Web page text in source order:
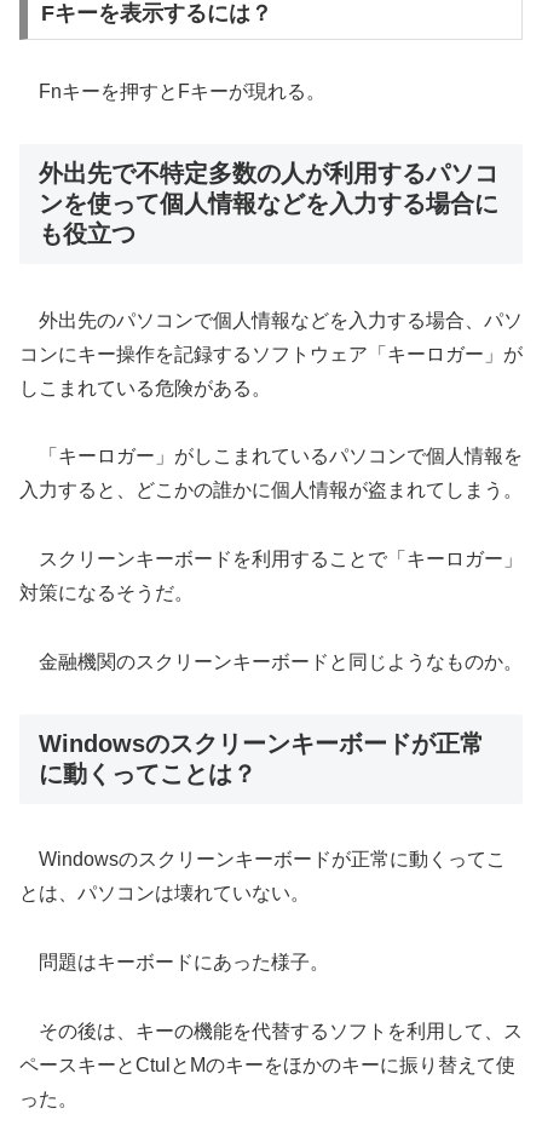
Fキーを表示するには？
Fnキーを押すとFキーが現れる。
外出先で不特定多数の人が利用するパソコ
ンを使って個人情報などを入力する場合に
も役立つ
外出先のパソコンで個人情報などを入力する場合、パソ
コンにキー操作を記録するソフトウェア「キーロガー」が
しこまれている危険がある。
「キーロガー」がしこまれているパソコンで個人情報を
入力すると、どこかの誰かに個人情報が盗まれてしまう。
スクリーンキーボードを利用することで「キーロガー」
対策になるそうだ。
金融機関のスクリーンキーボードと同じようなものか。
Windowsのスクリーンキーボードが正常
に動くってことは？
Windowsのスクリーンキーボードが正常に動くってこ
とは、パソコンは壊れていない。
問題はキーボードにあった様子。
その後は、キーの機能を代替するソフトを利用して、ス
ペースキーとCtulとMのキーをほかのキーに振り替えて使
った。